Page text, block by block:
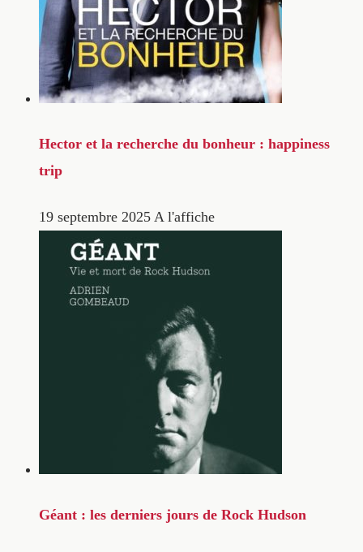
Hector et la recherche du bonheur : happiness
trip
19 septembre 2025 A l'affiche
Géant : les derniers jours de Rock Hudson